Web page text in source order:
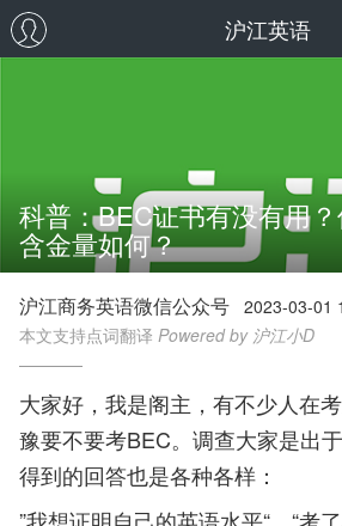
沪江英语
科普：BEC证书有没有用
含金量如何？
沪江商务英语微信公众号 2023-03-01
本文支持点词翻译 Powered by 沪江小D
大家好，我是阁主，有不少人在
豫要不要考BEC。调查大家是出
得到的回答也是各种各样：